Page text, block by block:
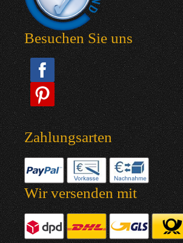
Besuchen Sie uns
Zahlungsarten
Wir versenden mit